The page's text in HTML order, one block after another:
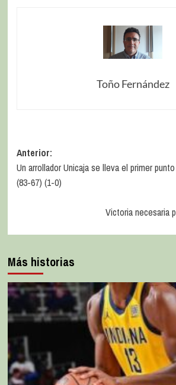
Toño Fernández
Anterior:
Un arrollador Unicaja se lleva el primer
(83-67) (1-0)
Victoria necesaria
Más historias